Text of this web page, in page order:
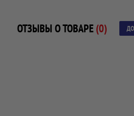
ОТЗЫВЫ О ТОВАРЕ (0)